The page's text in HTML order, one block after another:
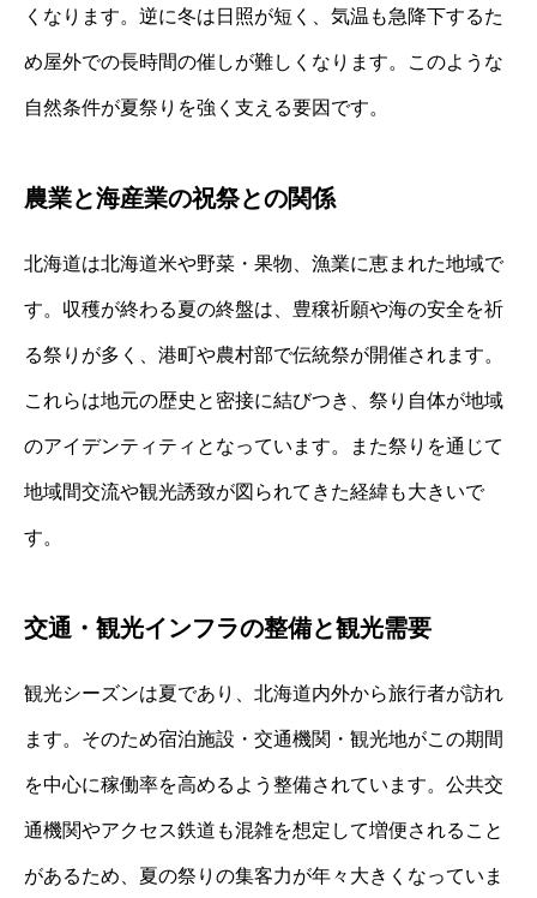
くなります。逆に冬は日照が短く、気温も急降下するた
め屋外での長時間の催しが難しくなります。このような
自然条件が夏祭りを強く支える要因です。
農業と海産業の祝祭との関係
北海道は北海道米や野菜・果物、漁業に恵まれた地域で
す。収穫が終わる夏の終盤は、豊穣祈願や海の安全を祈
る祭りが多く、港町や農村部で伝統祭が開催されます。
これらは地元の歴史と密接に結びつき、祭り自体が地域
のアイデンティティとなっています。また祭りを通じて
地域間交流や観光誘致が図られてきた経緯も大きいで
す。
交通・観光インフラの整備と観光需要
観光シーズンは夏であり、北海道内外から旅行者が訪れ
ます。そのため宿泊施設・交通機関・観光地がこの期間
を中心に稼働率を高めるよう整備されています。公共交
通機関やアクセス鉄道も混雑を想定して増便されること
があるため、夏の祭りの集客力が年々大きくなっていま